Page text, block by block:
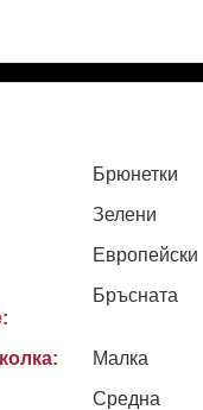
Брюнетки
Зелени
Европейски
Бръсната
Малкa
Среднa